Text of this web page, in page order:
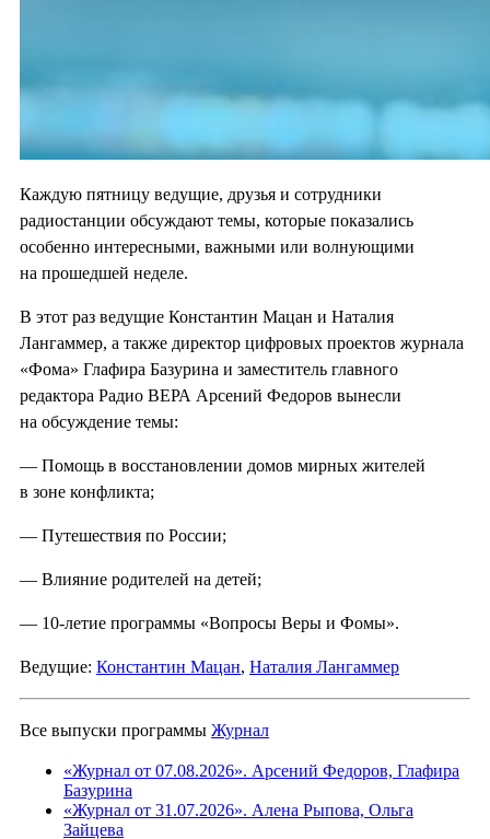
Каждую пятницу ведущие, друзья и сотрудники
радиостанции обсуждают темы, которые показались
особенно интересными, важными или волнующими
на прошедшей неделе.
В этот раз ведущие Константин Мацан и Наталия
Лангаммер, а также директор цифровых проектов журнала
«Фома» Глафира Базурина и заместитель главного
редактора Радио ВЕРА Арсений Федоров вынесли
на обсуждение темы:
— Помощь в восстановлении домов мирных жителей
в зоне конфликта;
— Путешествия по России;
— Влияние родителей на детей;
— 10-летие программы «Вопросы Веры и Фомы».
Ведущие: Константин Мацан, Наталия Лангаммер
Все выпуски программы Журнал
«Журнал от 07.08.2026». Арсений Федоров, Глафира
Базурина
«Журнал от 31.07.2026». Алена Рыпова, Ольга
Зайцева